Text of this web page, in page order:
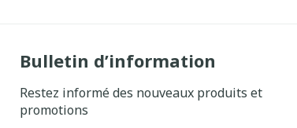
Bulletin d’information
Restez informé des nouveaux produits et
promotions